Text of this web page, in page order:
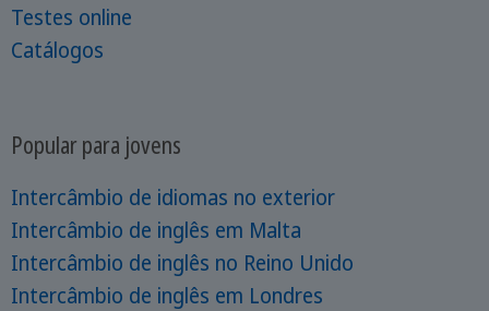
Testes online
Catálogos
Popular para jovens
Intercâmbio de idiomas no exterior
Intercâmbio de inglês em Malta
Intercâmbio de inglês no Reino Unido
Intercâmbio de inglês em Londres